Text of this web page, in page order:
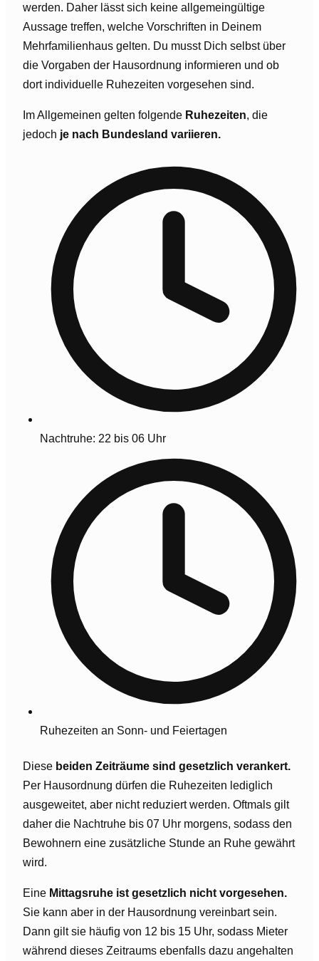
werden. Daher lässt sich keine allgemeingültige
Aussage treffen, welche Vorschriften in Deinem
Mehrfamilienhaus gelten. Du musst Dich selbst über
die Vorgaben der Hausordnung informieren und ob
dort individuelle Ruhezeiten vorgesehen sind.
Im Allgemeinen gelten folgende Ruhezeiten, die
jedoch je nach Bundesland variieren.
Nachtruhe: 22 bis 06 Uhr
Ruhezeiten an Sonn- und Feiertagen
Diese beiden Zeiträume sind gesetzlich verankert.
Per Hausordnung dürfen die Ruhezeiten lediglich
ausgeweitet, aber nicht reduziert werden. Oftmals gilt
daher die Nachtruhe bis 07 Uhr morgens, sodass den
Bewohnern eine zusätzliche Stunde an Ruhe gewährt
wird.
Eine Mittagsruhe ist gesetzlich nicht vorgesehen.
Sie kann aber in der Hausordnung vereinbart sein.
Dann gilt sie häufig von 12 bis 15 Uhr, sodass Mieter
während dieses Zeitraums ebenfalls dazu angehalten